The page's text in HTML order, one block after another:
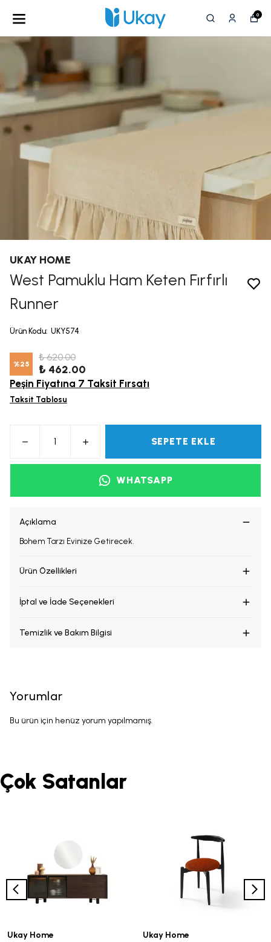
0
UKAY HOME
West Pamuklu Ham Keten Fırfırlı
Runner
Ürün Kodu: UKY574
%25
₺ 620.00
₺ 462.00
Peşin Fiyatına 7 Taksit Fırsatı
Taksit Tablosu
SEPETE EKLE
WHATSAPP
Açıklama
Bohem Tarzı Evinize Getirecek.
Ürün Özellikleri
İptal ve İade Seçenekleri
Temizlik ve Bakım Bilgisi
Yorumlar
Bu ürün için henüz yorum yapılmamış.
Çok Satanlar
Ukay Home Ukay Home